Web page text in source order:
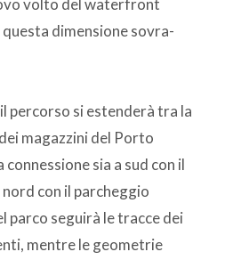
volto del waterfront
dimensione sovra-
percorso si estenderà tra la
magazzini del Porto
sia a sud con il
con il parcheggio
parco seguirà le tracce dei
mentre le geometrie